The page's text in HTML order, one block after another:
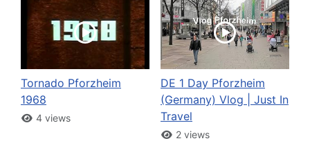
Tornado Pforzheim
1968
4 views
DE 1 Day Pforzheim
(Germany) Vlog | Just In
Travel
2 views